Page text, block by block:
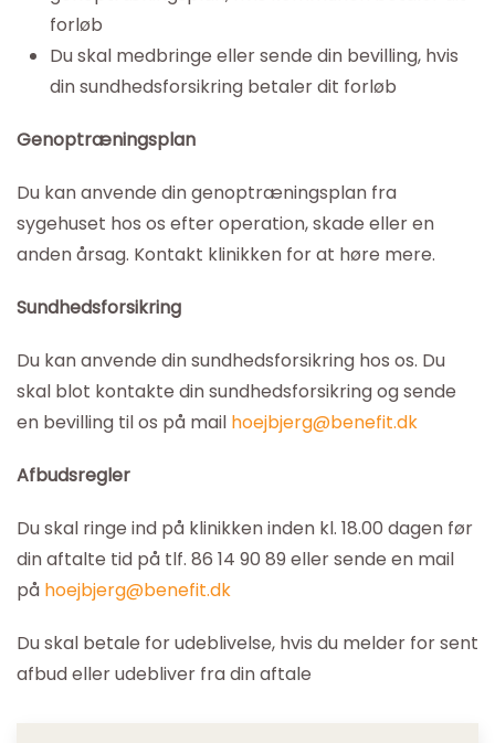
forløb
Du skal medbringe eller sende din bevilling, hvis
din sundhedsforsikring betaler dit forløb
Genoptræningsplan
Du kan anvende din genoptræningsplan fra
sygehuset hos os efter operation, skade eller en
anden årsag. Kontakt klinikken for at høre mere.
Sundhedsforsikring
Du kan anvende din sundhedsforsikring hos os. Du
skal blot kontakte din sundhedsforsikring og sende
en bevilling til os på mail hoejbjerg@benefit.dk
Afbudsregler
Du skal ringe ind på klinikken inden kl. 18.00 dagen før
din aftalte tid på tlf. 86 14 90 89 eller sende en mail
på hoejbjerg@benefit.dk
Du skal betale for udeblivelse, hvis du melder for sent
afbud eller udebliver fra din aftale